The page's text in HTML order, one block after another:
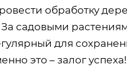
обработку
садовыми
для
это – залог успеха!